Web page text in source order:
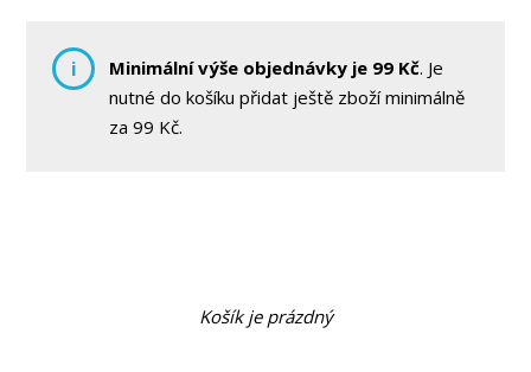
i Minimální výše objednávky je 99 Kč. Je
nutné do košíku přidat ještě zboží minimálně
za99 Kč.
Košík je prázdný